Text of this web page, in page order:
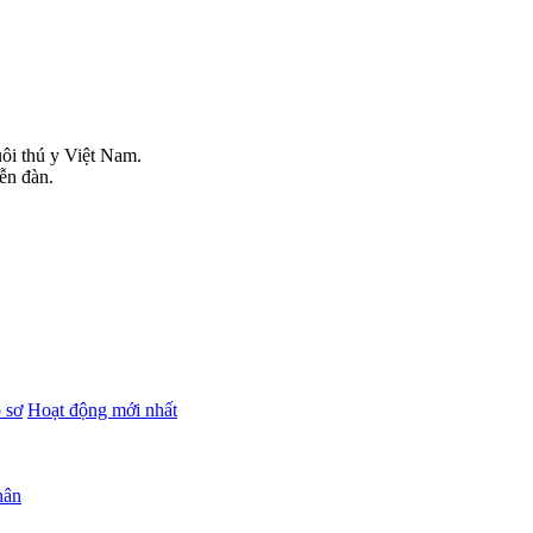
thú y Việt Nam.
đàn.
sơ Hoạt động mới nhất